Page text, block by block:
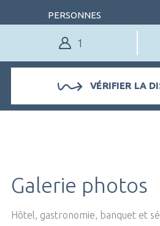
PERSONNES
1
VÉRIFIER LA
RÉSERVER
Galerie photos
Hôtel, gastronomie, banquet et